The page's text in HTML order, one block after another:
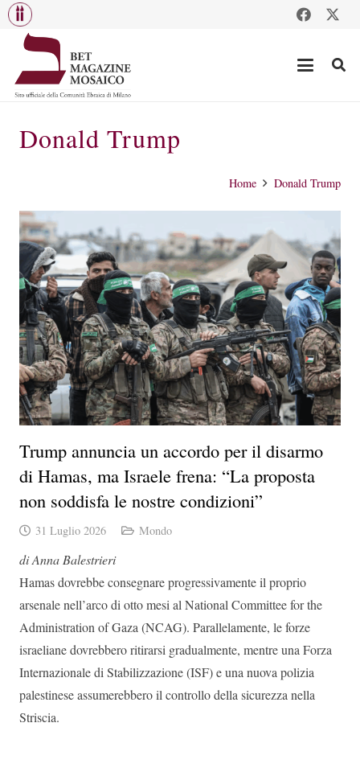
Donald Trump
Home Donald Trump
Trump annuncia un accordo per il disarmo
di Hamas, ma Israele frena: “La proposta
non soddisfa le nostre condizioni”
31 Luglio 2026 Mondo
di Anna Balestrieri
Hamas dovrebbe consegnare progressivamente il proprio
arsenale nell’arco di otto mesi al National Committee for the
Administration of Gaza (NCAG). Parallelamente, le forze
israeliane dovrebbero ritirarsi gradualmente, mentre una Forza
Internazionale di Stabilizzazione (ISF) e una nuova polizia
palestinese assumerebbero il controllo della sicurezza nella
Striscia.